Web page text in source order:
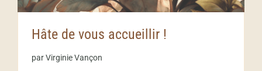
Hâte de vous accueillir !
par Virginie Vançon